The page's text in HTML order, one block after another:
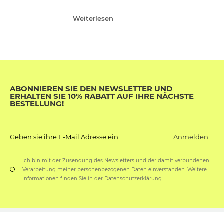
Weiterlesen
ABONNIEREN SIE DEN NEWSLETTER UND
ERHALTEN SIE 10% RABATT AUF IHRE NÄCHSTE
BESTELLUNG!
Geben sie ihre E-Mail Adresse ein Anmelden
Ich bin mit der Zusendung des Newsletters und der damit verbundenen
Verarbeitung meiner personenbezogenen Daten einverstanden. Weitere
Informationen finden Sie in der Datenschutzerklärung.